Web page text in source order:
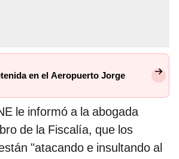
en el Aeropuerto Jorge
le informó a la abogada
de la Fiscalía, que los
"atacando e insultando al